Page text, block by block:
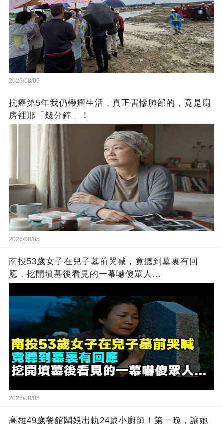
2026/08/06
抗癌第5年我仍帶瘤生活，真正害慘肺部的，竟是廚
房裡那「幾分鐘」！
2026/08/05
南投53歲女子在兒子墓前哭喊，竟聽到墓裏有回
應，挖開墳墓後看見的一幕嚇傻眾人...
2026/08/05
高雄49歲餐館闆娘出軌24歲小廚師！第一晚，讓她